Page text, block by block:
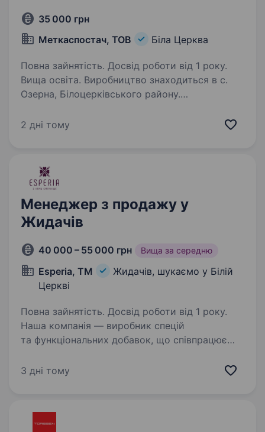
35 000 грн
Меткаспостач, ТОВ
Біла Церква
Повна зайнятість. Досвід роботи від 1 року.
Вища освіта. Виробництво знаходиться в с.
Озерна, Білоцерківського району.
роботи та назад. Вимоги: Досвід роботи
2 дні тому
Менеджер з продажу у
Жидачів
40 000 – 55 000 грн Вища за середню
Esperia, ТМ
Жидачів, шукаємо у Білій
Церкві
Повна зайнятість. Досвід роботи від 1 року.
Наша компанія — виробник спецій
та функціональних добавок, що співпрацює
промисловості. Ми розширюємо команду
3 дні тому